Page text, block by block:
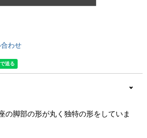
わせ
の脚部の形が丸く独特の形をしていま